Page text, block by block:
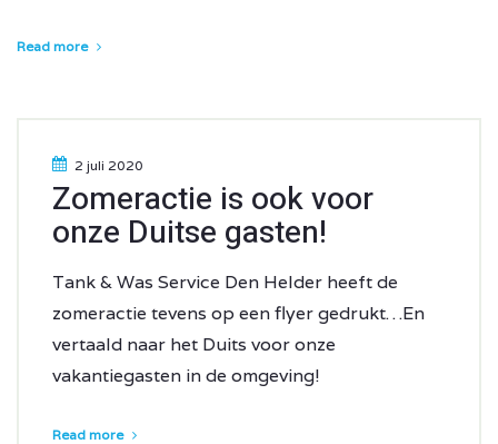
Read more
2 juli 2020
Zomeractie is ook voor
onze Duitse gasten!
Tank & Was Service Den Helder heeft de
zomeractie tevens op een flyer gedrukt…En
vertaald naar het Duits voor onze
vakantiegasten in de omgeving!
Read more